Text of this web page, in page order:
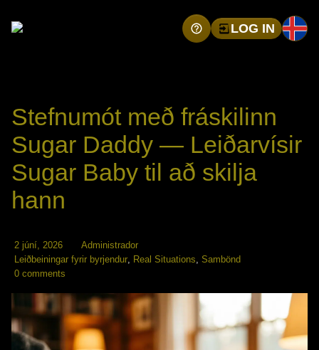
LOG IN
Stefnumót með fráskilinn
Sugar Daddy — Leiðarvísir
Sugar Baby til að skilja
hann
2 júní, 2026
Administrador
Leiðbeiningar fyrir byrjendur, Real Situations, Sambönd
0 comments